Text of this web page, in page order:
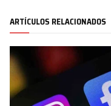
ARTÍCULOS RELACIONADOS